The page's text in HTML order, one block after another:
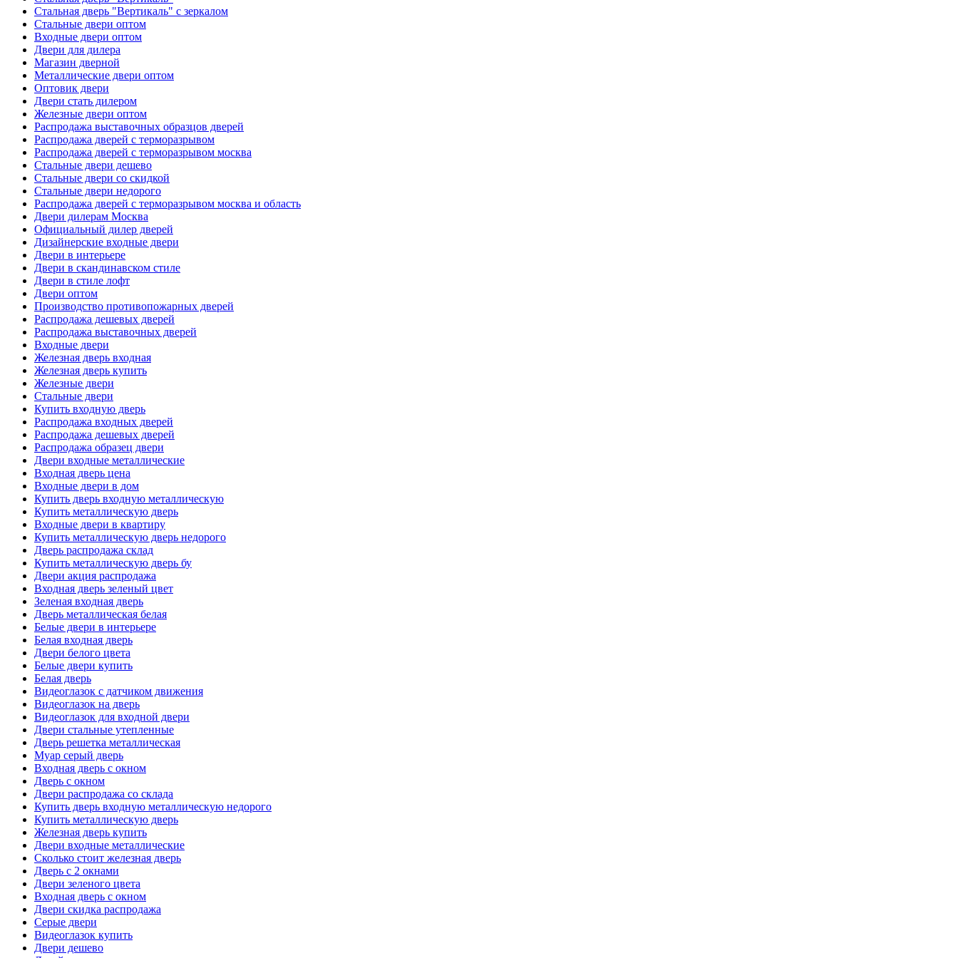
Стальная дверь "Вертикаль" с зеркалом
Стальные двери оптом
Входные двери оптом
Двери для дилера
Магазин дверной
Металлические двери оптом
Оптовик двери
Двери стать дилером
Железные двери оптом
Распродажа выставочных образцов дверей
Распродажа дверей с терморазрывом
Распродажа дверей с терморазрывом москва
Стальные двери дешево
Стальные двери со скидкой
Стальные двери недорого
Распродажа дверей с терморазрывом москва и область
Двери дилерам Москва
Официальный дилер дверей
Дизайнерские входные двери
Двери в интерьере
Двери в скандинавском стиле
Двери в стиле лофт
Двери оптом
Производство противопожарных дверей
Распродажа дешевых дверей
Распродажа выставочных дверей
Входные двери
Железная дверь входная
Железная дверь купить
Железные двери
Стальные двери
Купить входную дверь
Распродажа входных дверей
Распродажа дешевых дверей
Распродажа образец двери
Двери входные металлические
Входная дверь цена
Входные двери в дом
Купить дверь входную металлическую
Купить металлическую дверь
Входные двери в квартиру
Купить металлическую дверь недорого
Дверь распродажа склад
Купить металлическую дверь бу
Двери акция распродажа
Входная дверь зеленый цвет
Зеленая входная дверь
Дверь металлическая белая
Белые двери в интерьере
Белая входная дверь
Двери белого цвета
Белые двери купить
Белая дверь
Видеоглазок с датчиком движения
Видеоглазок на дверь
Видеоглазок для входной двери
Двери стальные утепленные
Дверь решетка металлическая
Муар серый дверь
Входная дверь с окном
Дверь с окном
Двери распродажа со склада
Купить дверь входную металлическую недорого
Купить металлическую дверь
Железная дверь купить
Двери входные металлические
Сколько стоит железная дверь
Дверь с 2 окнами
Двери зеленого цвета
Входная дверь с окном
Двери скидка распродажа
Серые двери
Видеоглазок купить
Двери дешево